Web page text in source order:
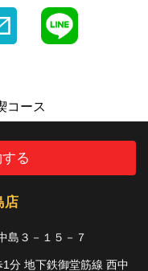
コース
る
店
島３－１５－７
分 地下鉄御堂筋線 西中